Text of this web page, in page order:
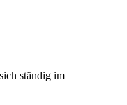
ständig im